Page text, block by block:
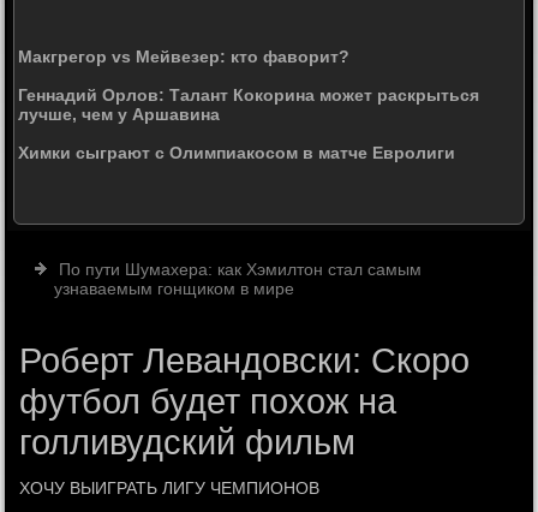
Макгрегор vs Мейвезер: кто фаворит?
Геннадий Орлов: Талант Кокорина может раскрыться
лучше, чем у Аршавина
Химки сыграют с Олимпиакосом в матче Евролиги
По пути Шумахера: как Хэмилтон стал самым
узнаваемым гонщиком в мире
Роберт Левандовски: Скоро
футбол будет похож на
голливудский фильм
ХОЧУ ВЫИГРАТЬ ЛИГУ ЧЕМПИОНОВ